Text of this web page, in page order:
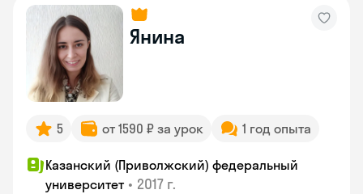
Янина
5 от 1590 ₽ за урок 1 год опыта
Казанский (Приволжский) федеральный
университет • 2017 г.